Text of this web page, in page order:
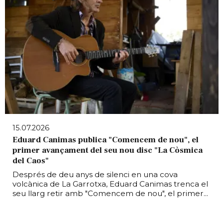
15.07.2026
Eduard Canimas publica "Comencem de nou", el
primer avançament del seu nou disc "La Còsmica
del Caos"
Després de deu anys de silenci en una cova
volcànica de La Garrotxa, Eduard Canimas trenca el
seu llarg retir amb "Comencem de nou", el primer...